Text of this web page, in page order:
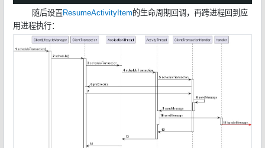
随后设置ResumeActivityItem的生命周期回调，再跨进程回到应
用进程执行：